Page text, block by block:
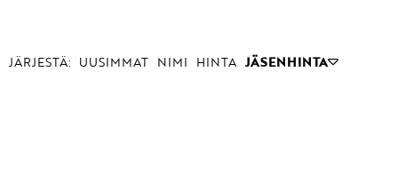
JÄRJESTÄ: UUSIMMAT NIMI HINTA JÄSENHINTA